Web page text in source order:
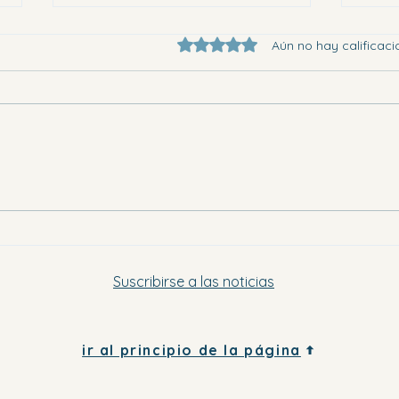
Obtuvo 0 de 5 estrellas.
Aún no hay
Suscribirse a las noticias
ir al principio de la página